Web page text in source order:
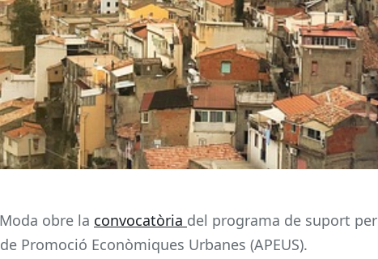
obre la convocatòria del programa de suport per
Promoció Econòmiques Urbanes (APEUS).